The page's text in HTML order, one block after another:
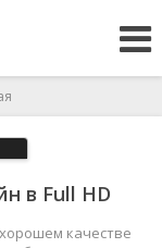
в Full HD
качестве